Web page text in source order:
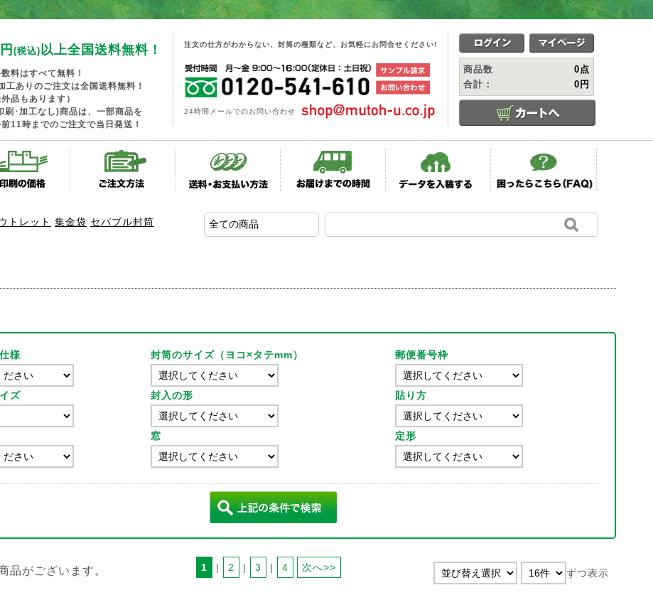
(税込)以上全国送料無料！
料はすべて無料！
工ありのご注文は全国送料無料！
外品もあります）
･加工なし)商品は、一部商品を
11時までのご注文で当日発送！
注文の仕方がわからない、封筒の種類など、お気軽にお問合せください!
24時間メールでのお問い合わせ
商品数
0点
合計：
0円
トレット 集金袋 セパブル封筒
様 封筒のサイズ（ヨコ×タテmm） 郵便番号枠
ズ 封入の形 貼り方
窓 定形
品がございます。 1 | 2 | 3 | 4 次へ>> ずつ表示